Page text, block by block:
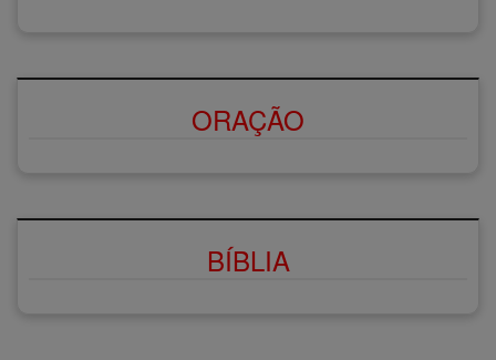
ORAÇÃO
BÍBLIA